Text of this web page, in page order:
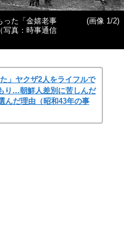
った「金嬉老事
写真：時事通信
(画像 1/2)
」ヤクザ2人をライフルで
り…朝鮮人差別に苦しんだ
んだ理由（昭和43年の事